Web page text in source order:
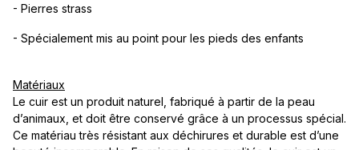
- Pierres strass
- Spécialement mis au point pour les pieds des enfants
Matériaux
Le cuir est un produit naturel, fabriqué à partir de la peau
d’animaux, et doit être conservé grâce à un processus spécial.
Ce matériau très résistant aux déchirures et durable est d’une